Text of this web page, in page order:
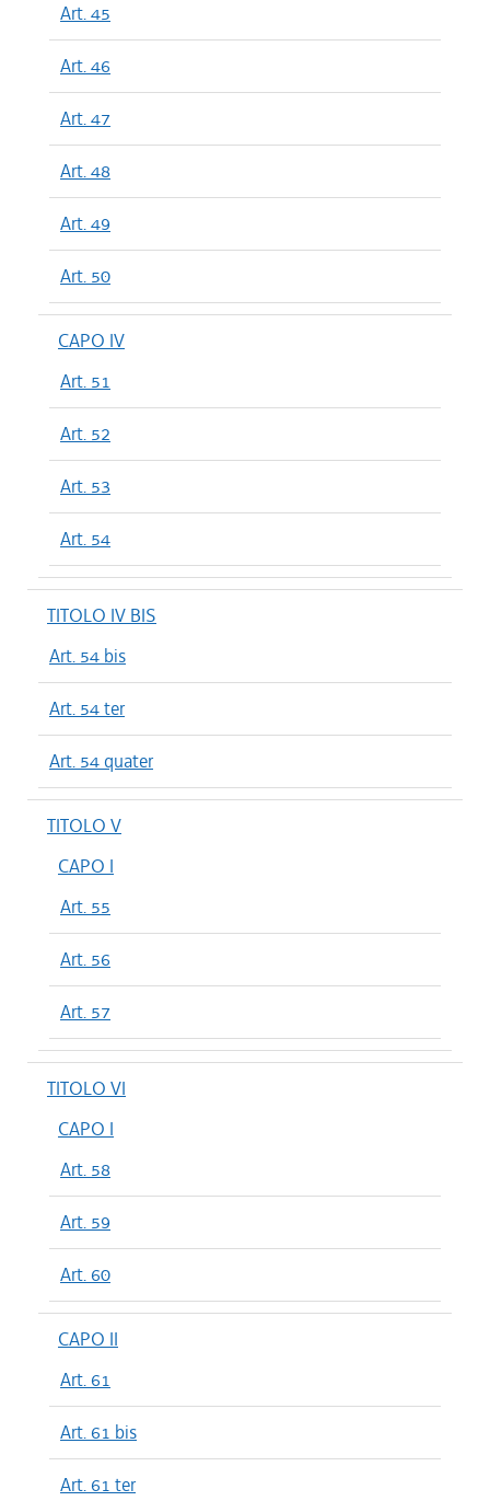
Art. 45
Art. 46
Art. 47
Art. 48
Art. 49
Art. 50
CAPO IV
Art. 51
Art. 52
Art. 53
Art. 54
TITOLO IV BIS
Art. 54 bis
Art. 54 ter
Art. 54 quater
TITOLO V
CAPO I
Art. 55
Art. 56
Art. 57
TITOLO VI
CAPO I
Art. 58
Art. 59
Art. 60
CAPO II
Art. 61
Art. 61 bis
Art. 61 ter